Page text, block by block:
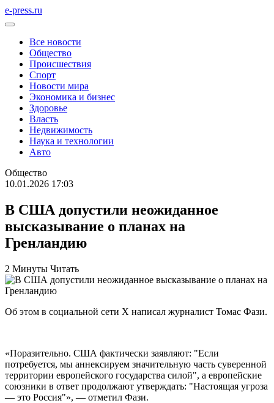
e-press.ru
Все новости
Общество
Происшествия
Спорт
Новости мира
Экономика и бизнес
Здоровье
Власть
Недвижимость
Наука и технологии
Авто
Общество
10.01.2026 17:03
В США допустили неожиданное
высказывание о планах на
Гренландию
2 Минуты Читать
Об этом в социальной сети X написал журналист Томас Фази.
«Поразительно. США фактически заявляют: "Если
потребуется, мы аннексируем значительную часть суверенной
территории европейского государства силой", а европейские
союзники в ответ продолжают утверждать: "Настоящая угроза
— это Россия"», — отметил Фази.